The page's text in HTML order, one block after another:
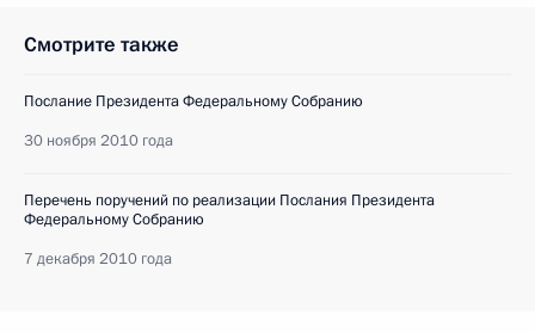
Смотрите также
Послание Президента Федеральному Собранию
30 ноября 2010 года
Перечень поручений по реализации Послания Президента
Федеральному Собранию
7 декабря 2010 года